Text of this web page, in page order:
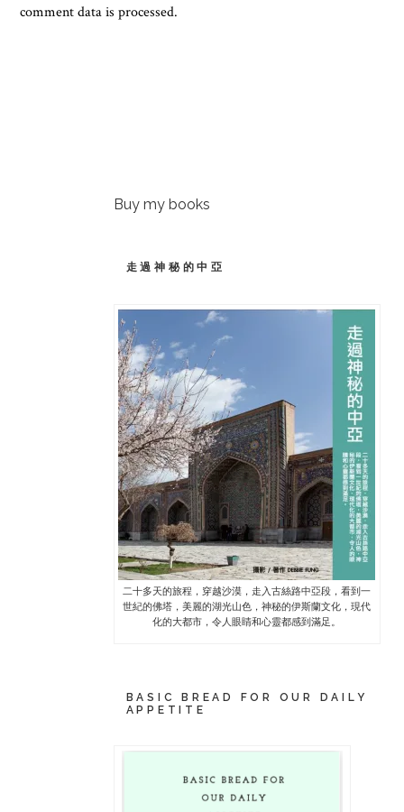
comment data is processed.
Buy my books
走過神秘的中亞
二十多天的旅程，穿越沙漠，走入古絲路中亞段，看到一
世紀的佛塔，美麗的湖光山色，神秘的伊斯蘭文化，現代
化的大都市，令人眼睛和心靈都感到滿足。
BASIC BREAD FOR OUR DAILY
APPETITE